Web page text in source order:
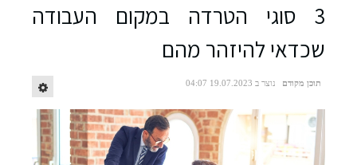
3 סוגי הטרדה במקום העבודה
שכדאי להיזהר מהם
תוכן מקודם נוצר ב 19.07.2023 04:07